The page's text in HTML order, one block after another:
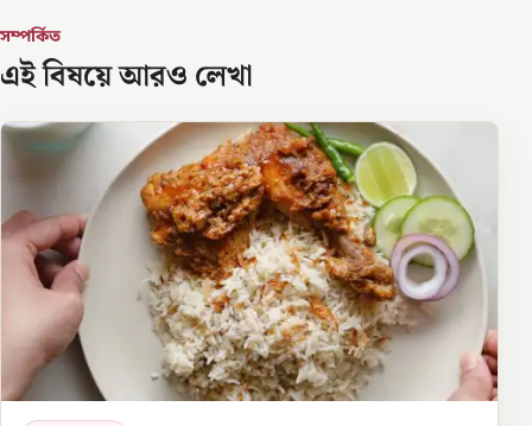
সম্পর্কিত
এই বিষয়ে আরও লেখা